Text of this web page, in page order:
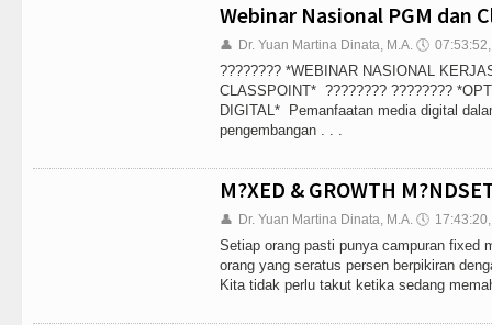
Webinar Nasional PGM dan
👤 Dr. Yuan Martina Dinata, M.A. 🕔
???????? *WEBINAR NASIONAL
CLASSPOINT* ???????? ????????
DIGITAL* Pemanfaatan media digital
pengembangan . . .
M?XED & GROWTH
👤 Dr. Yuan Martina Dinata, M.A. 🕔
Setiap orang pasti punya campuran fixed
orang yang seratus persen berpikiran
Kita tidak perlu takut ketika sedang